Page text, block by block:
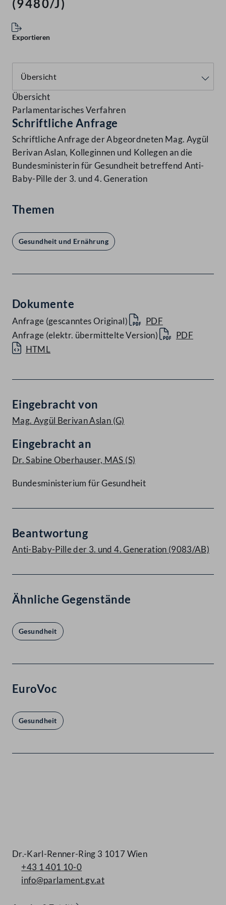
(9480/J)
Exportieren
Übersicht
Parlamentarisches Verfahren
Schriftliche Anfrage
Schriftliche Anfrage der Abgeordneten Mag. Aygül
Berivan Aslan, Kolleginnen und Kollegen an die
Bundesministerin für Gesundheit betreffend Anti-
Baby-Pille der 3. und 4. Generation
Themen
Gesundheit und Ernährung
Dokumente
Anfrage (gescanntes Original)
PDF
Anfrage (elektr. übermittelte Version)
PDF
HTML
Eingebracht von
Mag. Aygül Berivan Aslan (G)
Eingebracht an
Dr. Sabine Oberhauser, MAS (S)
Bundesministerium für Gesundheit
Beantwortung
Anti-Baby-Pille der 3. und 4. Generation (9083/AB)
Ähnliche Gegenstände
Gesundheit
EuroVoc
Gesundheit
Dr.-Karl-Renner-Ring 3 1017 Wien
+43 1 401 10-0
info@parlament.gv.at